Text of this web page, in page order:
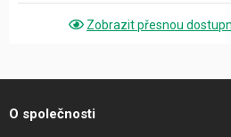
Zobrazit přesnou
O společnosti